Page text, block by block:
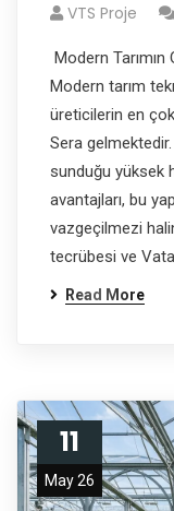
VTS Proje
Modern
Modern tarım
üreticilerin en
Sera
sunduğu yüksek
avantajları, bu
vazgeçilmezi
tecrübesi ve
Read More
11
May 26